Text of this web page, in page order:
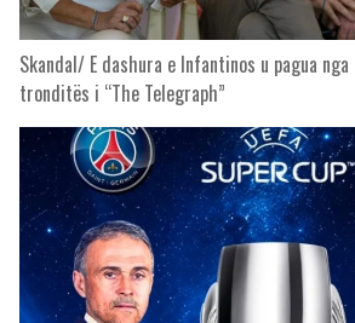
Skandal/ E dashura e Infantinos u pagua nga
tronditës i “The Telegraph”